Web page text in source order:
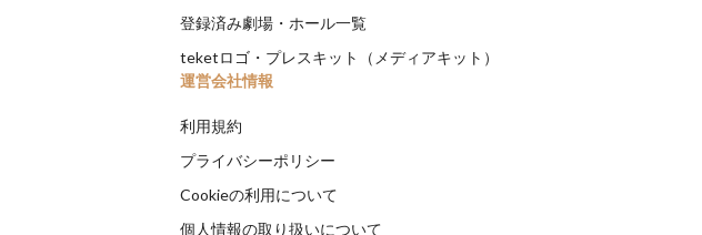
登録済み劇場・ホール一覧
teketロゴ・プレスキット（メディアキット）
運営会社情報
利用規約
プライバシーポリシー
Cookieの利用について
個人情報の取り扱いについて